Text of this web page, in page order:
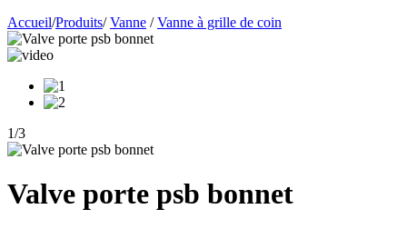
Accueil/Produits/ Vanne / Vanne à grille de coin
1/3
Valve porte psb bonnet